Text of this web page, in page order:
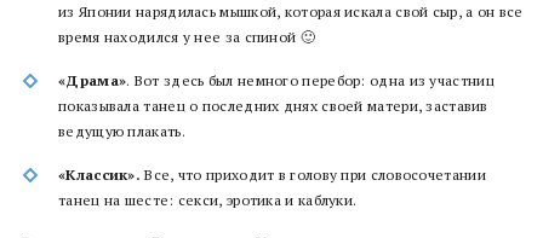
из Японии нарядилась мышкой, которая искала свой сыр, а он все
время находился у нее за спиной 🙂
«Драма». Вот здесь был немного перебор: одна из участниц
показывала танец о последних днях своей матери, заставив
ведущую плакать.
«Классик».Все, что приходит в голову при словосочетании
танец на шесте: секси, эротика и каблуки.